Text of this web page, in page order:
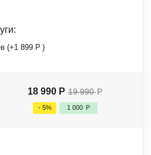
(+1 899 Р )
18 990 Р 19 990 Р
- 5% 1 000 Р